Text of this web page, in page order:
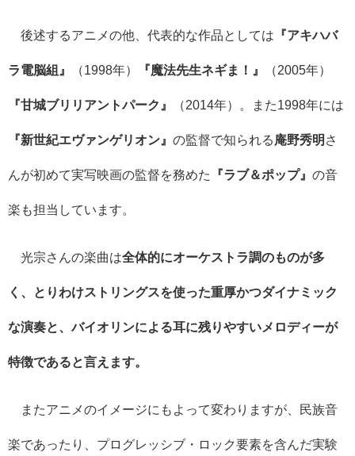
後述するアニメの他、代表的な作品としては 『アキハバ
ラ電脳組』 （1998年） 『魔法先生ネギま！』 （2005年）
『甘城ブリリアントパーク』 （2014年）。また1998年には
『新世紀エヴァンゲリオン』 の監督で知られる 庵野秀明 さ
んが初めて実写映画の監督を務めた 『ラブ＆ポップ』 の音
楽も担当しています。
光宗さんの楽曲は全体的にオーケストラ調のものが多
く、とりわけストリングスを使った重厚かつダイナミック
な演奏と、バイオリンによる耳に残りやすいメロディーが
特徴であると言えます。
またアニメのイメージにもよって変わりますが、民族音
楽であったり、プログレッシブ・ロック要素を含んだ実験